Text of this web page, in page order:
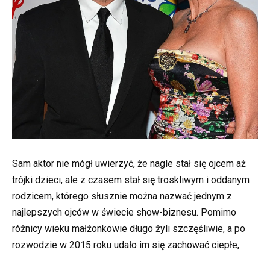
Sam aktor nie mógł uwierzyć, że nagle stał się ojcem aż
trójki dzieci, ale z czasem stał się troskliwym i oddanym
rodzicem, którego słusznie można nazwać jednym z
najlepszych ojców w świecie show-biznesu. Pomimo
różnicy wieku małżonkowie długo żyli szczęśliwie, a po
rozwodzie w 2015 roku udało im się zachować ciepłe,